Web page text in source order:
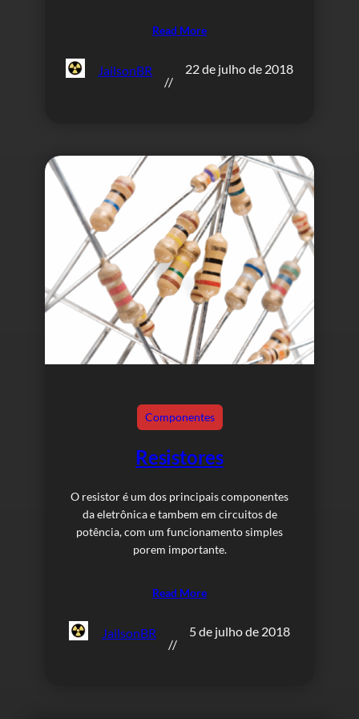
Read More
JailsonBR
//
22 de julho de 2018
Componentes
Resistores
O resistor é um dos principais componentes
da eletrônica e tambem em circuitos de
potência, com um funcionamento simples
porem importante.
Read More
JailsonBR
//
5 de julho de 2018